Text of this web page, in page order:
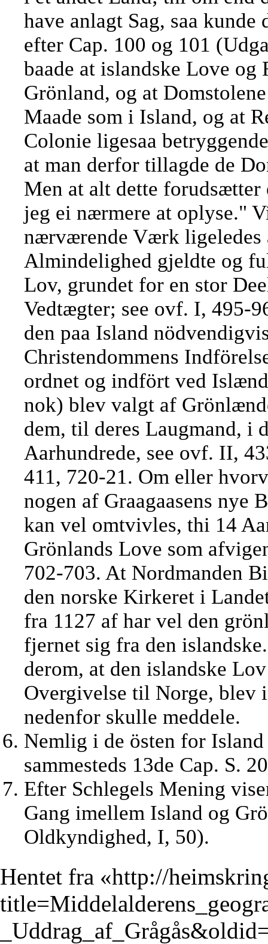
have anlagt Sag, saa kunde
efter Cap. 100 og 101
baade at islandske Love og
Grönland, og at
Maade som i Island, og at
Colonie ligesaa
at man derfor tillagde de
Men at alt dette
jeg ei nærmere at oplyse."
nærværende Værk ligeledes
Almindelighed gjeldte og
Lov, grundet for en stor
Vedtægter; see ovf. I, 495-
den paa Island
Christendommens
ordnet og indfört ved
nok) blev valgt af
dem, til deres Laugmand, i
Aarhundrede, see ovf. II,
411, 720-21. Om eller
nogen af Graagaasens nye
kan vel omtvivles, thi 14
Grönlands Love som
702-703. At Nordmanden
den norske Kirkeret i
fra 1127 af har vel den
fjernet sig fra den
derom, at den islandske
Overgivelse til Norge,
nedenfor skulle meddele.
Nemlig i de östen for
sammesteds 13de Cap. S.
Efter Schlegels Mening
Gang imellem Island og
Oldkyndighed, I, 50).
Hentet fra «http://